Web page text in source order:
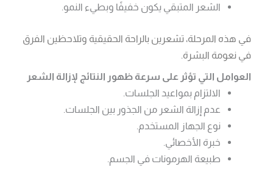
الشعر المتبقي يكون خفيفًا وبطيء النمو.
في هذه المرحلة، تشعرين بالراحة الحقيقية وتلاحظين الفرق
في نعومة البشرة.
العوامل التي تؤثر على سرعة ظهور النتائج لإزالة الشعر
الالتزام بمواعيد الجلسات.
عدم إزالة الشعر من الجذور بين الجلسات.
نوع الجهاز المستخدم.
خبرة الأخصائي.
طبيعة الهرمونات في الجسم.